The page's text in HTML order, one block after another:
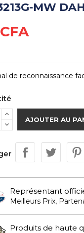
MW
de reconnaissance
AJOUTER AU
Représentant
Meilleurs Prix,
Produits de haute